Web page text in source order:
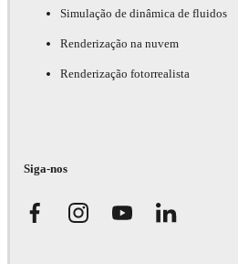
Simulação de dinâmica de fluidos
Renderização na nuvem
Renderização fotorrealista
Siga-nos